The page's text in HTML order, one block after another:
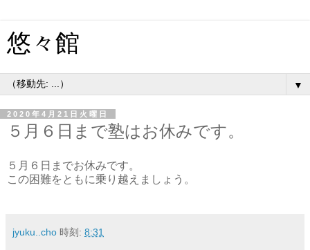
悠々館
▼
2020年4月21日火曜日
５月６日まで塾はお休みです。
５月６日までお休みです。
この困難をともに乗り越えましょう。
jyuku..cho 時刻: 8:31